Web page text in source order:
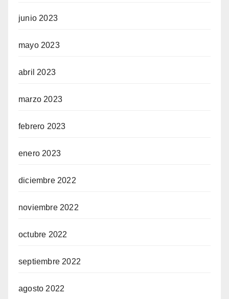
junio 2023
mayo 2023
abril 2023
marzo 2023
febrero 2023
enero 2023
diciembre 2022
noviembre 2022
octubre 2022
septiembre 2022
agosto 2022